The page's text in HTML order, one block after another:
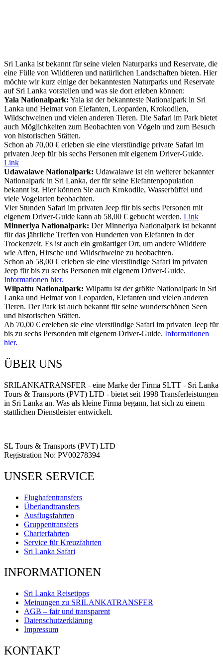
Sri Lanka ist bekannt für seine vielen Naturparks und Reservate, die
eine Fülle von Wildtieren und natürlichen Landschaften bieten. Hier
möchte wir kurz einige der bekanntesten Naturparks und Reservate
auf Sri Lanka vorstellen und was sie dort erleben können:
Yala Nationalpark: Yala ist der bekannteste Nationalpark in Sri
Lanka und Heimat von Elefanten, Leoparden, Krokodilen,
Wildschweinen und vielen anderen Tieren. Die Safari im Park bietet
auch Möglichkeiten zum Beobachten von Vögeln und zum Besuch
von historischen Stätten.
Schon ab 70,00 € erleben sie eine vierstündige private Safari im
privaten Jeep für bis sechs Personen mit eigenem Driver-Guide.
Link
Udawalawe Nationalpark: Udawalawe ist ein weiterer bekannter
Nationalpark in Sri Lanka, der für seine Elefantenpopulation
bekannt ist. Hier können Sie auch Krokodile, Wasserbüffel und
viele Vogelarten beobachten.
Vier Stunden Safari im privaten Jeep für bis sechs Personen mit
eigenem Driver-Guide kann ab 58,00 € gebucht werden. Link
Minneriya Nationalpark: Der Minneriya Nationalpark ist bekannt
für das jährliche Treffen von Hunderten von Elefanten in der
Trockenzeit. Es ist auch ein großartiger Ort, um andere Wildtiere
wie Affen, Hirsche und Wildschweine zu beobachten.
Schon ab 58,00 € erleben sie eine vierstündige Safari im privaten
Jeep für bis zu sechs Personen mit eigenem Driver-Guide.
Informationen hier.
Wilpattu Nationalpark: Wilpattu ist der größte Nationalpark in Sri
Lanka und Heimat von Leoparden, Elefanten und vielen anderen
Tieren. Der Park ist auch bekannt für seine wunderschönen Seen
und historischen Stätten.
Ab 70,00 € ereleben sie eine vierstündige Safari im privaten Jeep für
bis zu sechs Personden mit eigenem Driver-Guide. Informationen
hier.
ÜBER UNS
SRILANKATRANSFER - eine Marke der Firma SLTT - Sri Lanka
Tours & Transports (PVT) LTD - bietet seit 1998 Transferleistungen
in Sri Lanka an. Was als kleine Firma begann, hat sich zu einem
stattlichen Dienstleister entwickelt.
SL Tours & Transports (PVT) LTD
Registration No: PV00278394
UNSER SERVICE
Flughafentransfers
Überlandtransfers
Ausflugsfahrten
Gruppentransfers
Charterfahrten
Service für Kreuzfahrten
Sri Lanka Safari
INFORMATIONEN
Sri Lanka Reisetipps
Meinungen zu SRILANKATRANSFER
AGB – fair und transparent
Datenschutzerklärung
Impressum
KONTAKT